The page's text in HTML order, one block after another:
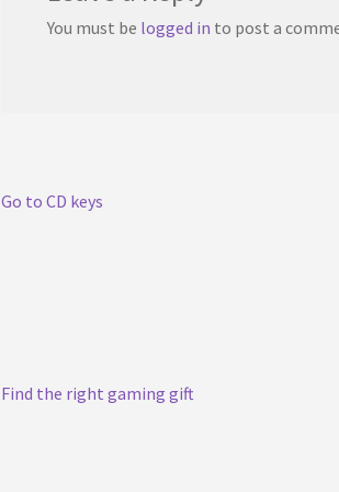
You must be logged in to post a
Go to CD keys
Find the right gaming gift